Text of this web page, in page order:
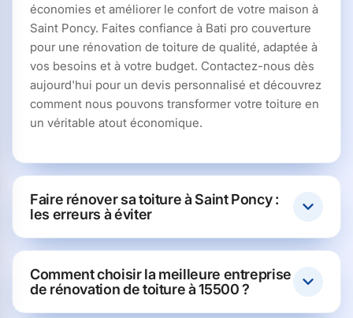
économies et améliorer le confort de votre maison à
Saint Poncy. Faites confiance à Bati pro couverture
pour une rénovation de toiture de qualité, adaptée à
vos besoins et à votre budget. Contactez-nous dès
aujourd'hui pour un devis personnalisé et découvrez
comment nous pouvons transformer votre toiture en
un véritable atout économique.
Faire rénover sa toiture à Saint Poncy :
les erreurs à éviter
Comment choisir la meilleure entreprise
de rénovation de toiture à 15500 ?